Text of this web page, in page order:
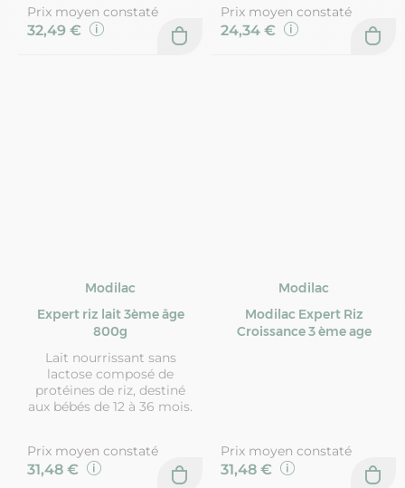
Prix moyen constaté
32,49 €
Prix moyen constaté
24,34 €
Modilac
Expert riz lait 3ème âge
800g
Lait nourrissant sans
lactose composé de
protéines de riz, destiné
aux bébés de 12 à 36 mois.
Prix moyen constaté
31,48 €
Modilac
Modilac Expert Riz
Croissance 3 ème age
Prix moyen constaté
31,48 €